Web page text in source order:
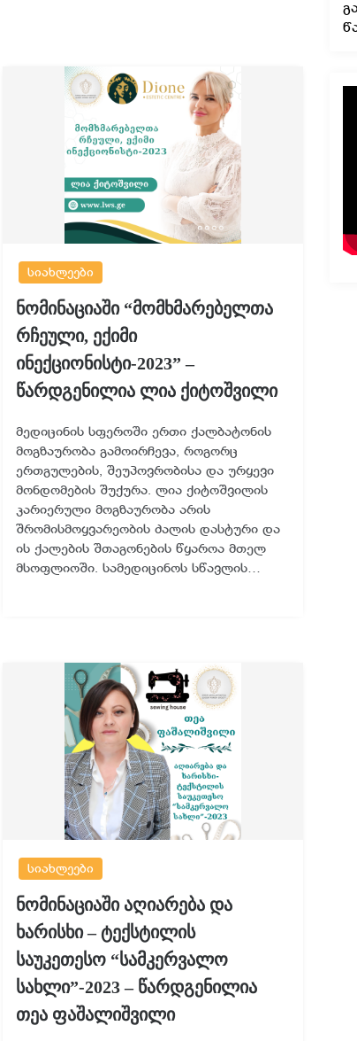
სიახლეები
ნომინაციაში “მომხმარებელთა
რჩეული, ექიმი
ინექციონისტი-2023” –
წარდგენილია ლია ქიტოშვილი
მედიცინის სფეროში ერთი ქალბატონის
მოგზაურობა გამოირჩევა, როგორც
ერთგულების, შეუპოვრობისა და ურყევი
მონდომების შუქურა. ლია ქიტოშვილის
კარიერული მოგზაურობა არის
შრომისმოყვარეობის ძალის დასტური და
ის ქალების შთაგონების წყაროა მთელ
მსოფლიოში. სამედიცინოს სწავლის…
სიახლეები
ნომინაციაში აღიარება და
ხარისხი – ტექსტილის
საუკეთესო “სამკერვალო
სახლი”-2023 – წარდგენილია
თეა ფაშალიშვილი